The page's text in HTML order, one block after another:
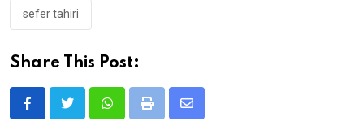
sefer tahiri
Share This Post:
WhatsappPrint
Share